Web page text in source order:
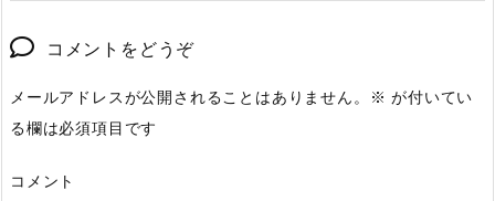
コメントをどうぞ
メールアドレスが公開されることはありません。 ※ が付いてい
る欄は必須項目です
コメント